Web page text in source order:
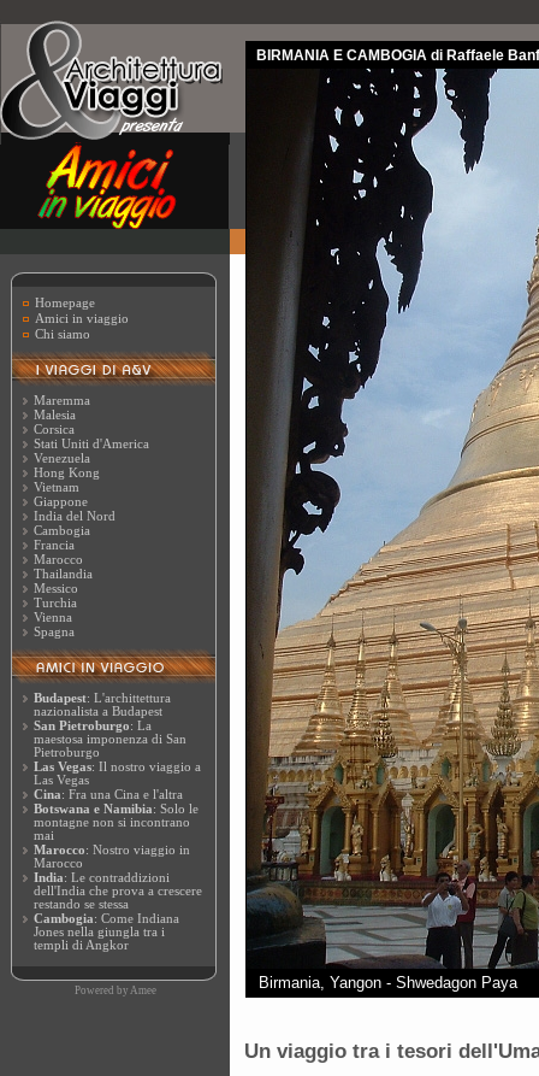
Homepage
Amici in viaggio
Chi siamo
Maremma
Malesia
Corsica
Stati Uniti d'America
Venezuela
Hong Kong
Vietnam
Giappone
India del Nord
Cambogia
Francia
Marocco
Thailandia
Messico
Turchia
Vienna
Spagna
Budapest: L'archittettura
nazionalista a Budapest
San Pietroburgo: La
maestosa imponenza di San
Pietroburgo
Las Vegas: Il nostro viaggio a
Las Vegas
Cina: Fra una Cina e l'altra
Botswana e Namibia: Solo le
montagne non si incontrano
mai
Marocco: Nostro viaggio in
Marocco
India: Le contraddizioni
dell'India che prova a crescere
restando se stessa
Cambogia: Come Indiana
Jones nella giungla tra i
templi di Angkor
Powered by Amee
BIRMANIA E CAMBOGIA di Raffaele
Birmania, Yangon - Shwedagon Paya
Un viaggio tra i tesori